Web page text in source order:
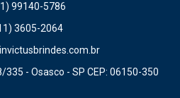
99140-5786
3605-2064
335 - Osasco - SP CEP: 06150-350